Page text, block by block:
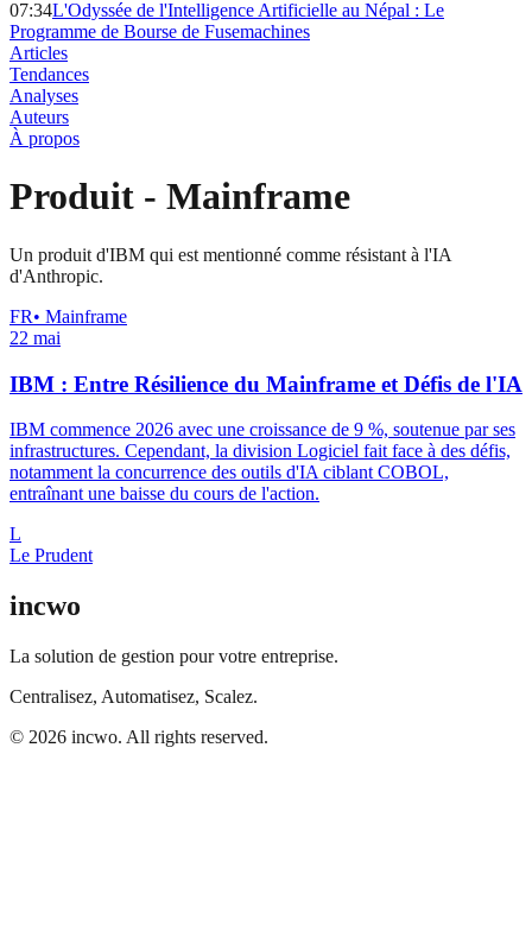
07:34L'Odyssée de l'Intelligence Artificielle au Népal : Le
Programme de Bourse de Fusemachines
Articles
Tendances
Analyses
Auteurs
À propos
Produit - Mainframe
Un produit d'IBM qui est mentionné comme résistant à l'IA
d'Anthropic.
FR• Mainframe
22 mai
IBM : Entre Résilience du Mainframe et Défis de l'IA
IBM commence 2026 avec une croissance de 9 %, soutenue par ses
infrastructures. Cependant, la division Logiciel fait face à des défis,
notamment la concurrence des outils d'IA ciblant COBOL,
entraînant une baisse du cours de l'action.
L
Le Prudent
incwo
La solution de gestion pour votre entreprise.
Centralisez, Automatisez, Scalez.
© 2026 incwo. All rights reserved.